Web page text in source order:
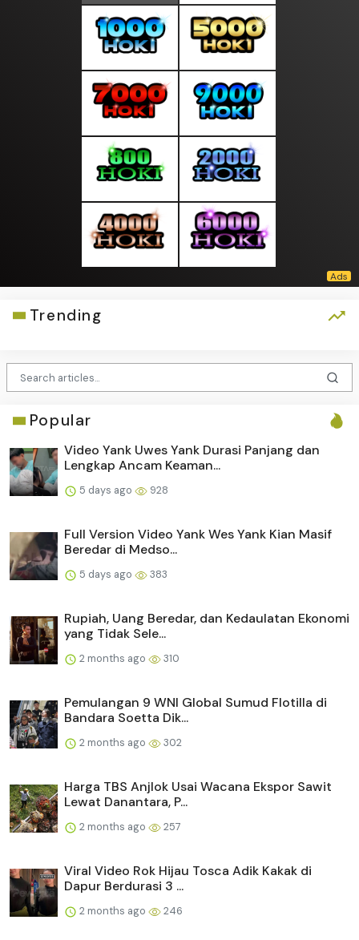
Trending
Popular
Video Yank Uwes Yank Durasi Panjang dan
Lengkap Ancam Keaman...
5 days ago 928
Full Version Video Yank Wes Yank Kian Masif
Beredar di Medso...
5 days ago 383
Rupiah, Uang Beredar, dan Kedaulatan Ekonomi
yang Tidak Sele...
2 months ago 310
Pemulangan 9 WNI Global Sumud Flotilla di
Bandara Soetta Dik...
2 months ago 302
Harga TBS Anjlok Usai Wacana Ekspor Sawit
Lewat Danantara, P...
2 months ago 257
Viral Video Rok Hijau Tosca Adik Kakak di
Dapur Berdurasi 3 ...
2 months ago 246